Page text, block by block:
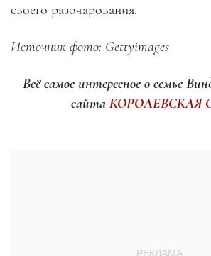
своего разочарования.
Источник фото: Gettyimages
Всё самое интересное о семье
сайта КОРОЛЕВСКАЯ